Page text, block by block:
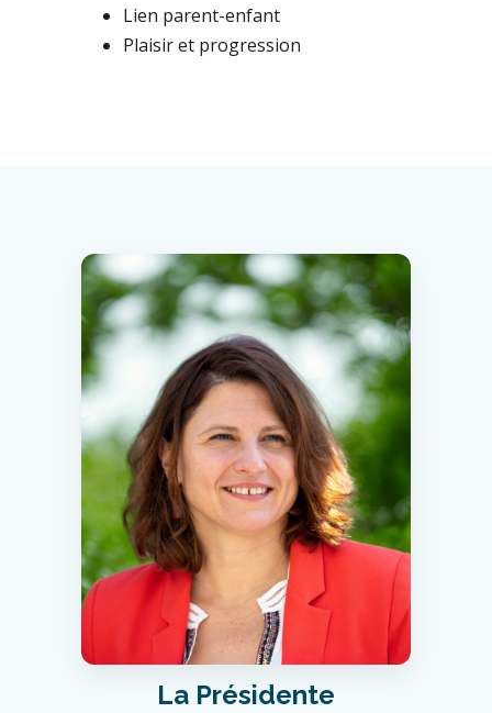
Lien parent-enfant
Plaisir et progression
La Présidente